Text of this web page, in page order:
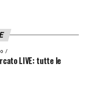
LIVE: tutte le